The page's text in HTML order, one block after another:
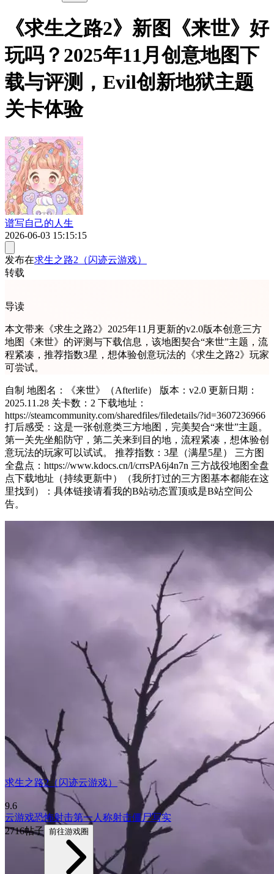
《求生之路2》新图《来世》好
玩吗？2025年11月创意地图下
载与评测，Evil创新地狱主题
关卡体验
谱写自己的人生
2026-06-03 15:15:15
发布在求生之路2（闪迹云游戏）
转载
导读
本文带来《求生之路2》2025年11月更新的v2.0版本创意三方
地图《来世》的评测与下载信息，该地图契合“来世”主题，流
程紧凑，推荐指数3星，想体验创意玩法的《求生之路2》玩家
可尝试。
自制 地图名：《来世》（Afterlife） 版本：v2.0 更新日期：
2025.11.28 关卡数：2 下载地址：
https://steamcommunity.com/sharedfiles/filedetails/?id=3607236966
打后感受：这是一张创意类三方地图，完美契合“来世”主题。
第一关先坐船防守，第二关来到目的地，流程紧凑，想体验创
意玩法的玩家可以试试。 推荐指数：3星（满星5星） 三方图
全盘点：https://www.kdocs.cn/l/crrsPA6j4n7n 三方战役地图全盘
点下载地址（持续更新中）（我所打过的三方图基本都能在这
里找到）：具体链接请看我的B站动态置顶或是B站空间公
告。
求生之路2（闪迹云游戏）
9.6
云游戏恐怖射击第一人称射击僵尸写实
2716帖子 前往游戏圈